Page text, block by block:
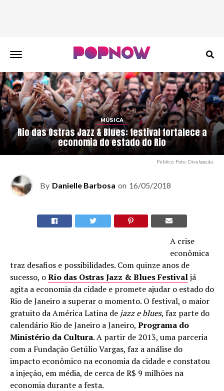
MÚSICA
Rio das Ostras Jazz & Blues: festival fortalece a
economia do estado do Rio
Público. Foto: Divulgação.
By Danielle Barbosa on 16/05/2018
A crise
econômica
traz desafios e possibilidades. Com quinze anos de
sucesso, oRio das Ostras Jazz & Blues Festivaljá
agita a economia da cidade e promete ajudar o estado do
Rio de Janeiro a superar o momento. O festival, o maior
gratuito da América Latina de jazz e blues, faz parte do
calendário Rio de Janeiro a Janeiro, Programa do
Ministério da Cultura. A partir de 2013, uma parceria
com a Fundação Getúlio Vargas, faz a análise do
impacto econômico na economia da cidade e constatou
a injeção, em média, de cerca de R$ 9 milhões na
economia durante a festa.